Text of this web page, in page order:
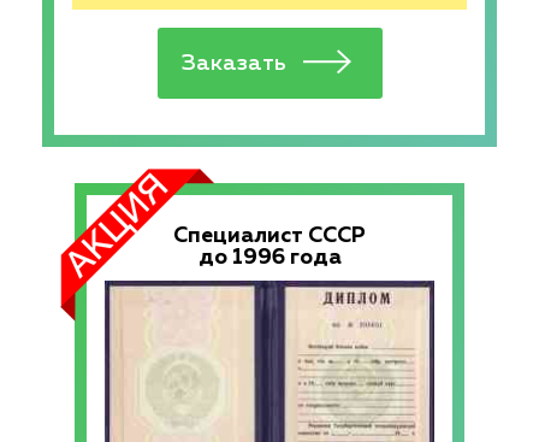
Специалист СССР
до 1996 года